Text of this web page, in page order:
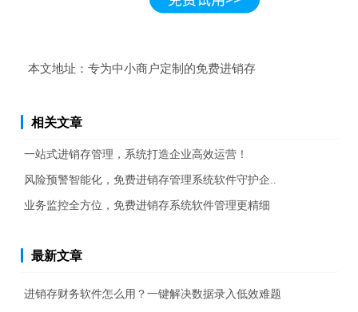
本文地址： 专为中小商户定制的免费进销存
相关文章
一站式进销存管理，系统打造企业高效运营！
风险预警智能化，免费进销存管理系统软件守护企..
业务监控全方位，免费进销存系统软件管理更精细
最新文章
进销存财务软件怎么用？一键解决数据录入低效难题